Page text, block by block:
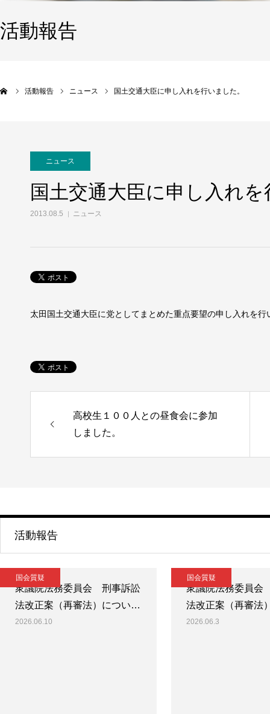
活動報告
活動報告 ニュース 国土交通大臣に申し入れを行いました。
ニュース
国土交通大臣に申し入れ
2013.08.5 ニュース
太田国土交通大臣に党としてまとめた重点要望の申し入れを行
高校生１００人との昼食会に参加
しました。
活動報告
国会質疑
衆議院法務委員会 刑事訴訟
法改正案（再審法）につい…
2026.06.10
国会質疑
衆議院法務委員
法改正案（再審法
2026.06.3